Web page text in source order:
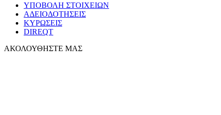
ΥΠΟΒΟΛΗ ΣΤΟΙΧΕΙΩΝ
ΑΔΕΙΟΔΟΤΗΣΕΙΣ
ΚΥΡΩΣΕΙΣ
DIREQT
ΑΚΟΛΟΥΘΗΣΤΕ ΜΑΣ